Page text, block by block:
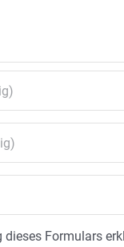
dieses Formulars